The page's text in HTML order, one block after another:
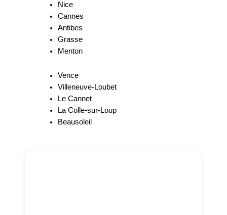
Nice
Cannes
Antibes
Grasse
Menton
Vence
Villeneuve-Loubet
Le Cannet
La Colle-sur-Loup
Beausoleil